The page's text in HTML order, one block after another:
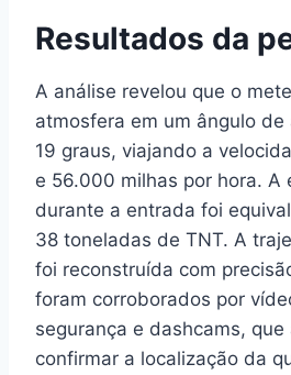
Resultados da
A análise revelou que o
atmosfera em um ângulo
19 graus, viajando a
e 56.000 milhas por hora. A
durante a entrada foi
38 toneladas de TNT. A
foi reconstruída com
foram corroborados por
segurança e dashcams, que
confirmar a localização da